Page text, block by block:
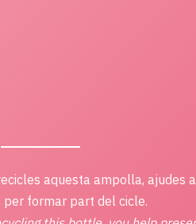
aquesta ampolla, ajudes
per formar part del cicle.